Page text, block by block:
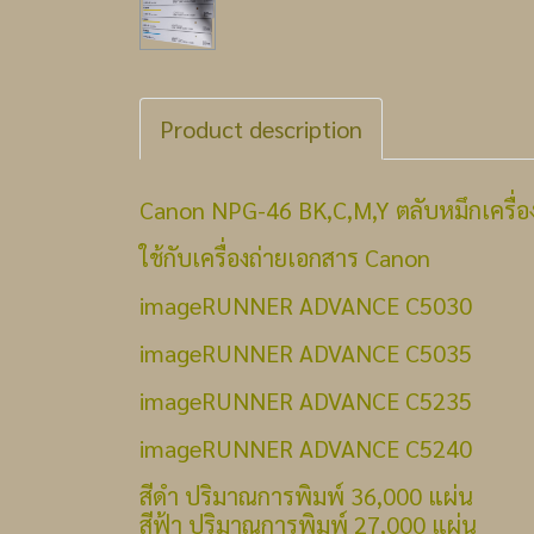
Product description
Canon NPG-46 BK,C,M,Y ตลับหมึกเครื่อ
ใช้กับเครื่องถ่ายเอกสาร Canon
imageRUNNER ADVANCE C5030
imageRUNNER ADVANCE C5035
imageRUNNER ADVANCE C5235
imageRUNNER ADVANCE C5240
สีดำ ปริมาณการพิมพ์ 36,000 แผ่น
สีฟ้า ปริมาณการพิมพ์ 27,000 แผ่น